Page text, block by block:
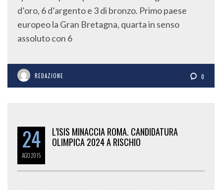
d’oro, 6 d’argento e 3 di bronzo. Primo paese
europeo la Gran Bretagna, quarta in senso
assoluto con 6
REDAZIONE 0
24
AGO2015
L’ISIS MINACCIA ROMA. CANDIDATURA
OLIMPICA 2024 A RISCHIO